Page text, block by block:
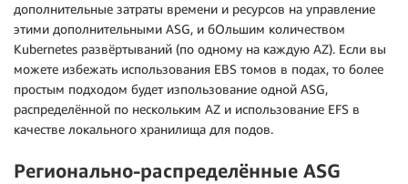
дополнительные затраты времени и ресурсов на управление
этими дополнительными ASG, и бОльшим количеством
Kubernetes развёртываний (по одному на каждую AZ). Если вы
можете избежать использования EBS томов в подах, то более
простым подходом будет изпользование одной ASG,
распределённой по нескольким AZ и использование EFS в
качестве локального хранилища для подов.
Регионально-распределённые ASG